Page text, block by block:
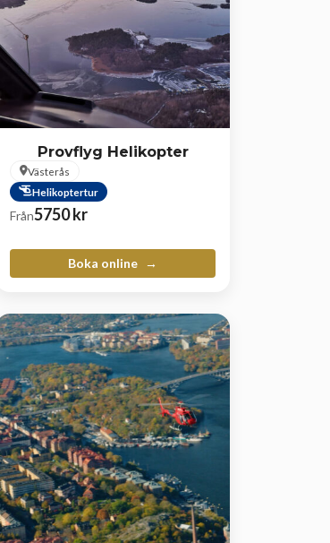
Provflyg Helikopter
Västerås
Helikoptertur
Från5750kr
Boka online